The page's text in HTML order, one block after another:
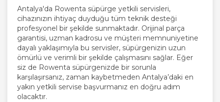
Antalya'da Rowenta süpürge yetkili servisleri,
cihazınızın ihtiyaç duyduğu tüm teknik desteği
profesyonel bir şekilde sunmaktadır. Orijinal parça
garantisi, uzman kadrosu ve müşteri memnuniyetine
dayalı yaklaşımıyla bu servisler, süpürgenizin uzun
ömürlü ve verimli bir şekilde çalışmasını sağlar. Eğer
siz de Rowenta süpürgenizde bir sorunla
karşılaşırsanız, zaman kaybetmeden Antalya’daki en
yakın yetkili servise başvurmanız en doğru adım
olacaktır.